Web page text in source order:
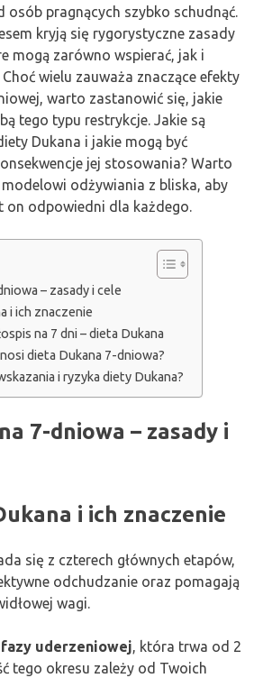
osób pragnących szybko schudnąć.
kryją się rygorystyczne zasady
mogą zarówno wspierać, jak i
wielu zauważa znaczące efekty
warto zastanowić się, jakie
tego typu restrykcje. Jakie są
Dukana i jakie mogą być
jej stosowania? Warto
odżywiania z bliska, aby
on odpowiedni dla każdego.
– zasady i cele
i ich znaczenie
na 7 dni – dieta Dukana
dieta Dukana 7-dniowa?
i ryzyka diety Dukana?
7-dniowa – zasady i
i ich znaczenie
się z czterech głównych etapów,
odchudzanie oraz pomagają
wagi.
fazy uderzeniowej, która trwa od 2
tego okresu zależy od Twoich